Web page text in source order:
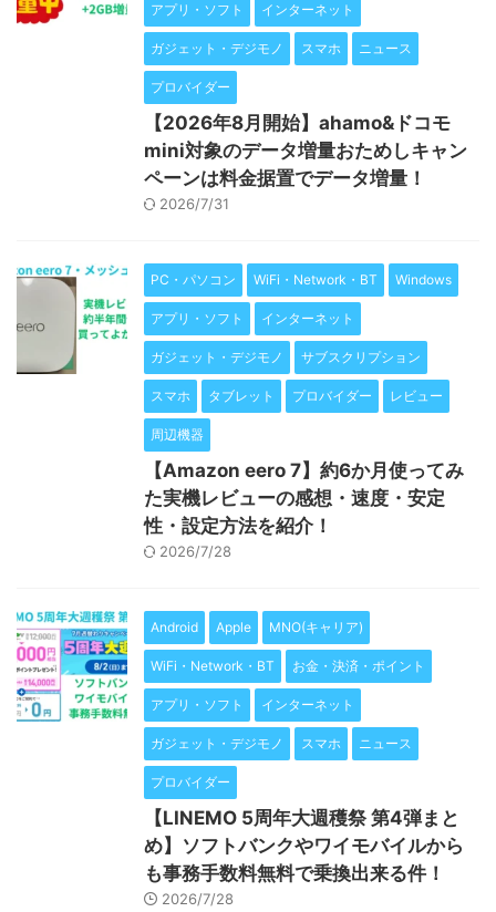
アプリ・ソフト インターネット
ガジェット・デジモノ スマホ ニュース
プロバイダー
【2026年8月開始】ahamo&ドコモ
mini対象のデータ増量おためしキャン
ペーンは料金据置でデータ増量！
2026/7/31
PC・パソコン WiFi・Network・BT Windows
アプリ・ソフト インターネット
ガジェット・デジモノ サブスクリプション
スマホ タブレット プロバイダー レビュー
周辺機器
【Amazon eero 7】約6か月使ってみ
た実機レビューの感想・速度・安定
性・設定方法を紹介！
2026/7/28
Android Apple MNO(キャリア)
WiFi・Network・BT お金・決済・ポイント
アプリ・ソフト インターネット
ガジェット・デジモノ スマホ ニュース
プロバイダー
【LINEMO 5周年大週穫祭 第4弾まと
め】ソフトバンクやワイモバイルから
も事務手数料無料で乗換出来る件！
2026/7/28